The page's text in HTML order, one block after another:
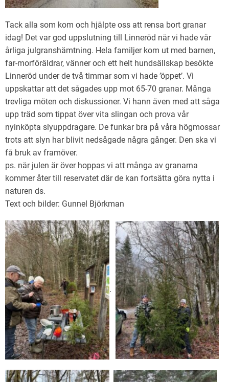
Tack alla som kom och hjälpte oss att rensa bort granar
idag! Det var god uppslutning till Linneröd när vi hade vår
årliga julgranshämtning. Hela familjer kom ut med barnen,
far-morföräldrar, vänner och ett helt hundsällskap besökte
Linneröd under de två timmar som vi hade ’öppet’. Vi
uppskattar att det sågades upp mot 65-70 granar. Många
trevliga möten och diskussioner. Vi hann även med att såga
upp träd som tippat över vita slingan och prova vår
nyinköpta slyuppdragare. De funkar bra på våra högmossar
trots att slyn har blivit nedsågade några gånger. Den ska vi
få bruk av framöver.
ps. när julen är över hoppas vi att många av granarna
kommer åter till reservatet där de kan fortsätta göra nytta i
naturen ds.
Text och bilder: Gunnel Björkman
.